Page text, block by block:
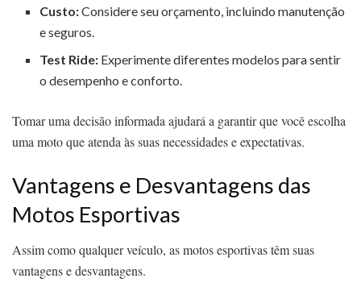
Custo:Considere seu orçamento, incluindo manutenção
e seguros.
Test Ride: Experimente diferentes modelos para sentir
o desempenho e conforto.
Tomar uma decisão informada ajudará a garantir que você escolha
uma moto que atenda às suas necessidades e expectativas.
Vantagens e Desvantagens das
Motos Esportivas
Assim como qualquer veículo, as motos esportivas têm suas
vantagens e desvantagens.